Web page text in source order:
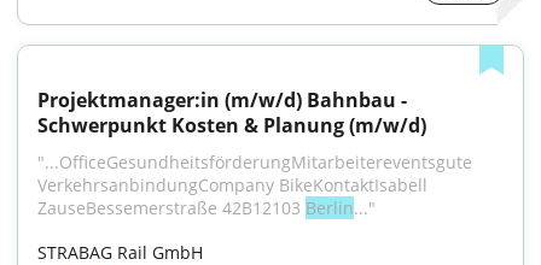
Projektmanager:in (m/w/d) Bahnbau -
Schwerpunkt Kosten & Planung (m/w/d)
"...OfficeGesundheitsförderungMitarbeitereventsgute
VerkehrsanbindungCompany BikeKontaktIsabell
ZauseBessemerstraße 42B12103 Berlin..."
STRABAG Rail GmbH